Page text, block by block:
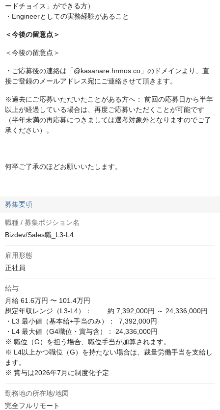
ードチョイス」ができる方）
・Engineerとしての実務経験があること
＜今後の留意点＞
＜今後の留意点＞
・ご応募後の連絡は「@kasanare.hrmos.co」のドメインより、直
接ご登録のメールアドレス宛にご連絡させて頂きます。
※過去にご応募いただいたことがある方へ： 前回の応募日から半年
以上が経過している場合は、再度ご応募いただくことが可能です
（半年未満の再応募につきましては選考対象外となりますのでご了
承ください）。
何卒ご了承のほどお願いいたします。
募集要項
職種 / 募集ポジション名
Bizdev/Sales職_L3-L4
雇用形態
正社員
給与
月給 61.6万円 〜 101.4万円
想定年収レンジ（L3-L4）：        約 7,392,000円 ～ 24,336,000円
・L3 最小値（基本給+手当のみ）：  7,392,000円
・L4 最大値（G4職位・賞与含）： 24,336,000円
※ 職位（G）を担う場合、職位手当が加算されます。
※ L4以上かつ職位（G）を持たない場合は、裁量労働手当を支給し
ます。
※ 賞与は2026年7月に制度化予定
勤務地の所在地/地図
完全フルリモート